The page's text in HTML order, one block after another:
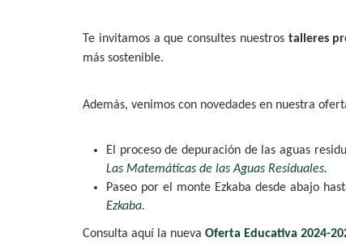
Te invitamos a que consultes nuestros talleres
más sostenible.
Además, venimos con novedades en nuestra
El proceso de depuración de las aguas
Las Matemáticas de las Aguas Residuales.
Paseo por el monte Ezkaba desde abajo
Ezkaba.
Consulta aquí la nueva Oferta Educativa 2024-